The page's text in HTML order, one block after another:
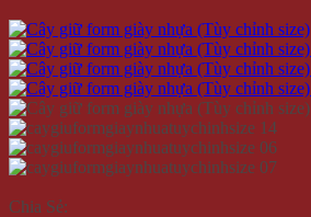
Chia Sẻ: